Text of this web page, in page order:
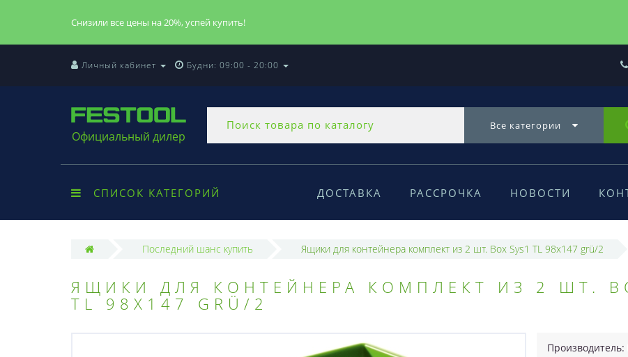
Снизили все цены на 20%, успей купить!
Личный кабинет Будни: 09:00 - 20:00
Официальный дилер
Все категории
СПИСОК КАТЕГОРИЙ ДОСТАВКА РАССРОЧКА НОВОСТИ
Последний шанс купить Ящики для контейнера комплект из 2 шт. Box Sys1 TL 98x147 grü/2
ЯЩИКИ ДЛЯ КОНТЕЙНЕРА КОМПЛЕКТ ИЗ 2 ШТ.
TL 98X147 GRÜ/2
Производитель: